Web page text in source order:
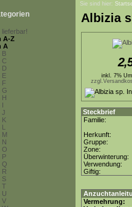
lieferbar!
A-Z
A
B
C
D
E
F
G
H
I
J
K
M
N
O
P
Q
R
S
T
U
V
Sie sind hier:
Albizia
inkl. 7%
Steckbrief
Familie:
Herkunft:
Gruppe:
Zone:
Überwinterung:
Verwendung:
Giftig:
Vermehrung: